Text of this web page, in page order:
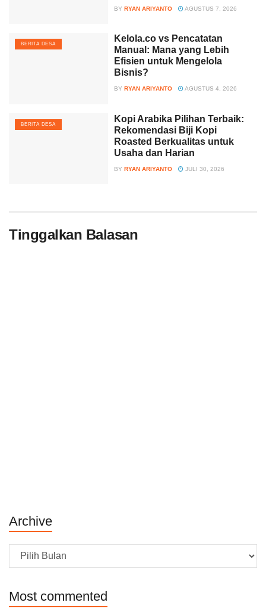
BY RYAN ARIYANTO AGUSTUS 7, 2026
BERITA DESA
Kelola.co vs Pencatatan
Manual: Mana yang Lebih
Efisien untuk Mengelola
Bisnis?
BY RYAN ARIYANTO AGUSTUS 4, 2026
BERITA DESA
Kopi Arabika Pilihan Terbaik:
Rekomendasi Biji Kopi
Roasted Berkualitas untuk
Usaha dan Harian
BY RYAN ARIYANTO JULI 30, 2026
Tinggalkan Balasan
Archive
Archive
Most commented